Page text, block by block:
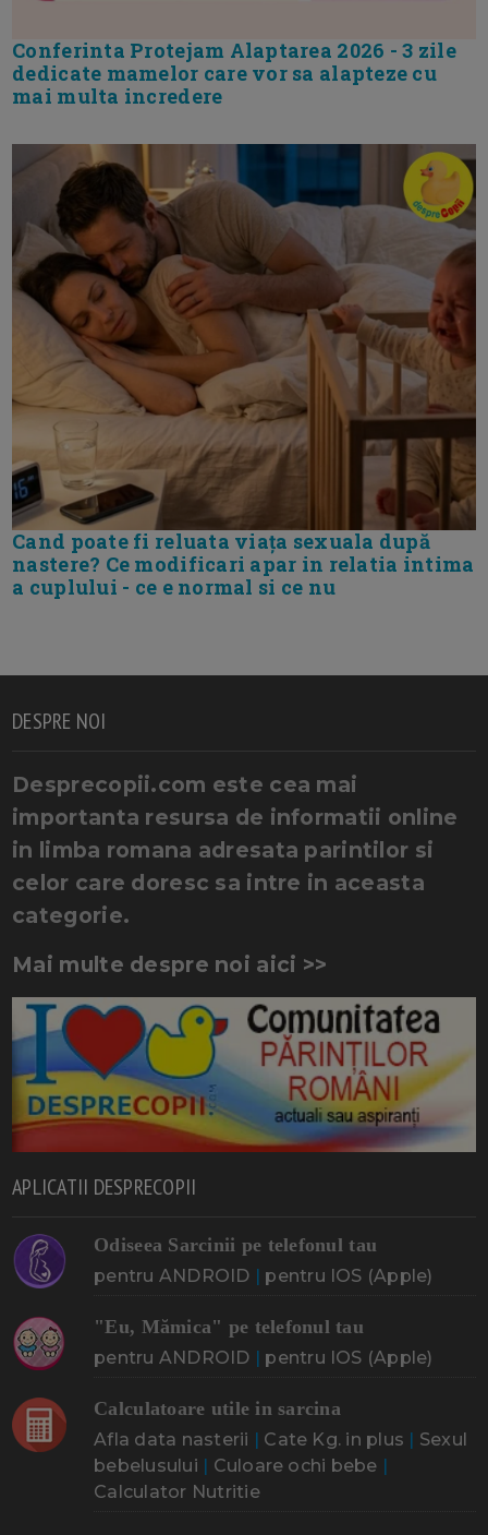
Conferinta Protejam Alaptarea 2026 - 3 zile
dedicate mamelor care vor sa alapteze cu
mai multa incredere
Cand poate fi reluata viața sexuala după
nastere? Ce modificari apar in relatia intima
a cuplului - ce e normal si ce nu
DESPRE NOI
Desprecopii.com este cea mai
importanta resursa de informatii online
in limba romana adresata parintilor si
celor care doresc sa intre in aceasta
categorie.
Mai multe despre noi aici >>
APLICATII DESPRECOPII
Odiseea Sarcinii pe telefonul tau
pentru ANDROID | pentru IOS (Apple)
"Eu, Mămica" pe telefonul tau
pentru ANDROID | pentru IOS (Apple)
Calculatoare utile in sarcina
Afla data nasterii | Cate Kg. in plus | Sexul
bebelusului | Culoare ochi bebe |
Calculator Nutritie